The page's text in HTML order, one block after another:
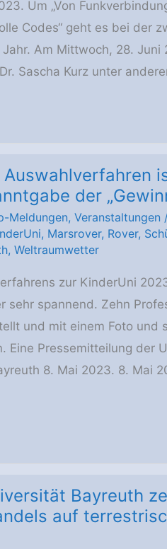
Um „Von
Codes“ geht es bei der
Am Mittwoch, 28.
Sascha Kurz unter
der
Meldungen, Veranstaltungen
, Marsrover, Rover,
, Weltraumwetter
zur KinderUni
sehr spannend. Zehn
und mit einem Foto und
Eine Pressemitteilung der
8. Mai 2023. 8. Mai
Bayreuth
auf